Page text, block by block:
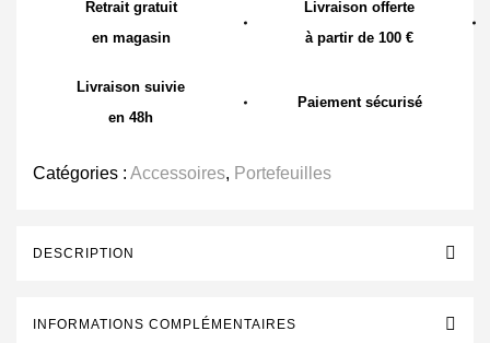
Retrait gratuit
en magasin
Livraison offerte
à partir de 100 €
Livraison suivie
en 48h
Paiement sécurisé
Catégories : Accessoires, Portefeuilles
DESCRIPTION
INFORMATIONS COMPLÉMENTAIRES